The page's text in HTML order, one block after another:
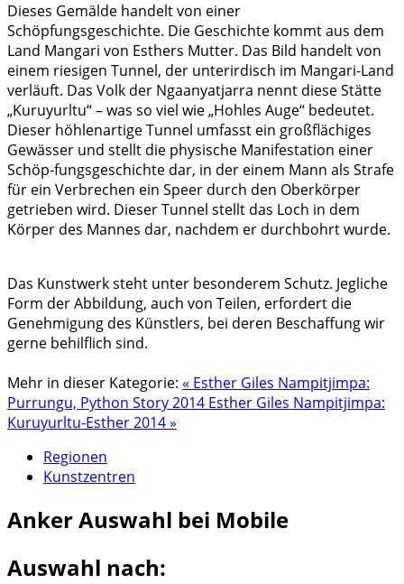
Dieses Gemälde handelt von einer
Schöpfungsgeschichte. Die Geschichte kommt aus dem
Land Mangari von Esthers Mutter. Das Bild handelt von
einem riesigen Tunnel, der unterirdisch im Mangari-Land
verläuft. Das Volk der Ngaanyatjarra nennt diese Stätte
„Kuruyurltu“ – was so viel wie „Hohles Auge“ bedeutet.
Dieser höhlenartige Tunnel umfasst ein großflächiges
Gewässer und stellt die physische Manifestation einer
Schöp-fungsgeschichte dar, in der einem Mann als Strafe
für ein Verbrechen ein Speer durch den Oberkörper
getrieben wird. Dieser Tunnel stellt das Loch in dem
Körper des Mannes dar, nachdem er durchbohrt wurde.
Das Kunstwerk steht unter besonderem Schutz. Jegliche
Form der Abbildung, auch von Teilen, erfordert die
Genehmigung des Künstlers, bei deren Beschaffung wir
gerne behilflich sind.
Mehr in dieser Kategorie: « Esther Giles Nampitjimpa:
Purrungu, Python Story 2014 Esther Giles Nampitjimpa:
Kuruyurltu-Esther 2014 »
Regionen
Kunstzentren
AnkerAuswahl bei Mobile
Auswahl nach: